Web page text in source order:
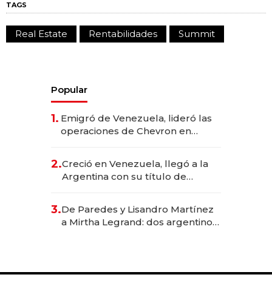
TAGS
Real Estate Rentabilidades Summit
Popular
1. Emigró de Venezuela, lideró las
operaciones de Chevron en
2.Creció en Venezuela, llegó a la
Argentina con su título de
las marcas "fast premium"
3.De Paredes y Lisandro Martínez
a Mirtha Legrand: dos argentinos